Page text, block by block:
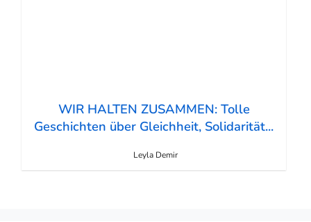
WIR HALTEN ZUSAMMEN: Tolle
Geschichten über Gleichheit, Solidarität...
Leyla Demir